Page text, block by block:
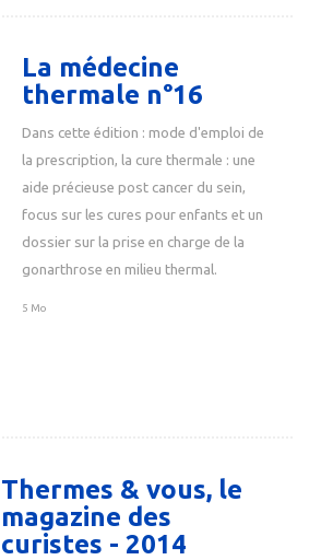
La médecine
thermale n°16
Dans cette édition : mode d'emploi de
la prescription, la cure thermale : une
aide précieuse post cancer du sein,
focus sur les cures pour enfants et un
dossier sur la prise en charge de la
gonarthrose en milieu thermal.
5 Mo
Thermes & vous, le
magazine des
curistes - 2014